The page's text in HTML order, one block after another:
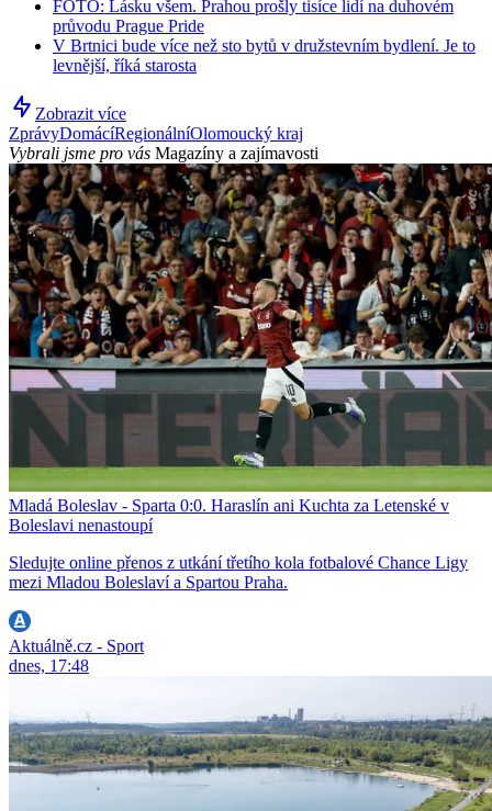
FOTO: Lásku všem. Prahou prošly tisíce lidí na duhovém
průvodu Prague Pride
V Brtnici bude více než sto bytů v družstevním bydlení. Je to
levnější, říká starosta
Zobrazit více
ZprávyDomácíRegionálníOlomoucký kraj
Vybrali jsme pro vás Magazíny a zajímavosti
Mladá Boleslav - Sparta 0:0. Haraslín ani Kuchta za Letenské v
Boleslavi nenastoupí
Sledujte online přenos z utkání třetího kola fotbalové Chance Ligy
mezi Mladou Boleslaví a Spartou Praha.
Aktuálně.cz - Sport
dnes, 17:48